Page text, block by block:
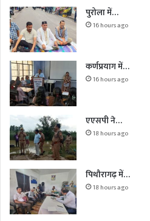
पुरोला में…
16 hours ago
कर्णप्रयाग में…
16 hours ago
एएसपी ने…
18 hours ago
पिथौरागढ़ में…
18 hours ago